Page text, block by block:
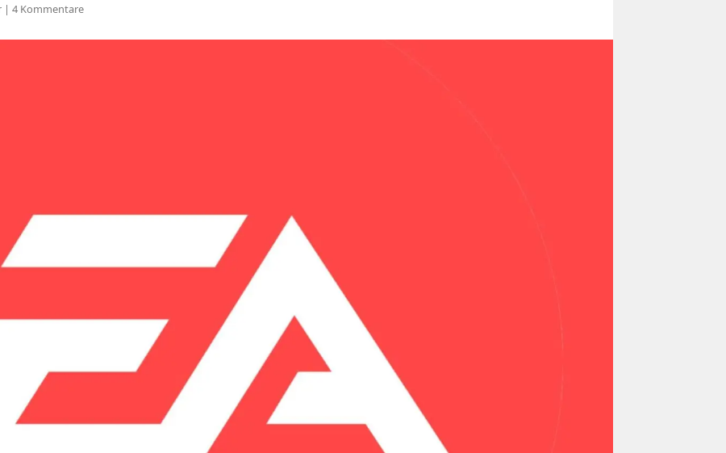
| 4 Kommentare